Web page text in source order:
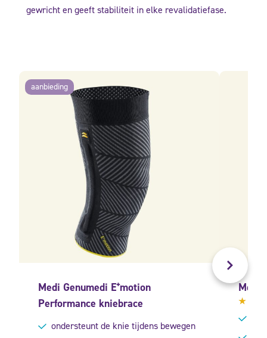
gewricht en geeft stabiliteit in elke revalidatiefase.
aanbieding
Medi Genumedi E⁺motion
Performance kniebrace
ondersteunt de knie tijdens bewegen
Medi
4.40